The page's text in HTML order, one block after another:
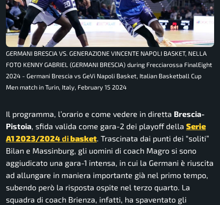
GERMANI BRESCIA VS. GENERAZIONE VINCENTE NAPOLI BASKET, NELLA
FOTO KENNY GABRIEL (GERMANI BRESCIA) during Frecciarossa FinalEight
2024 - Germani Brescia vs GeVi Napoli Basket, Italian Basketball Cup
Men match in Turin, Italy, February 15 2024
Il programma, l’orario e come vedere in diretta Brescia-
Pistoia, sfida valida come gara-2 dei playoff della Serie
A1 2023/2024dibasket. Trascinata dai punti dei “soliti”
Bilan e Massinburg, gli uomini di coach Magro si sono
aggiudicato una gara-1 intensa, in cui la Germani è riuscita
ad allungare in maniera importante già nel primo tempo,
subendo però la risposta ospite nel terzo quarto. La
squadra di coach Brienza, infatti, ha spaventato gli